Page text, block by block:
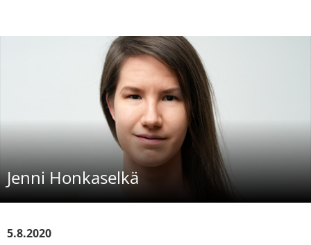
Jenni Honkaselkä
5.8.2020